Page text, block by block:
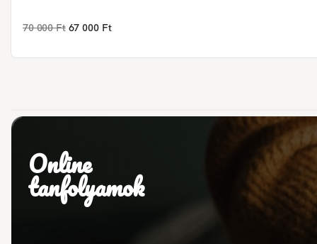
70 000 Ft 67 000 Ft
Online
tanfolyamok